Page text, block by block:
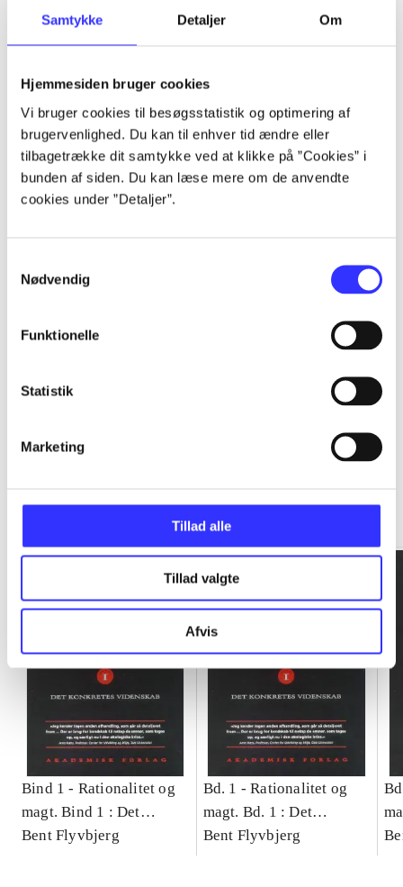
Samtykke Detaljer Om
Hjemmesiden bruger cookies
Vi bruger cookies til besøgsstatistik og optimering af
brugervenlighed. Du kan til enhver tid ændre eller
tilbagetrække dit samtykke ved at klikke på ”Cookies” i
bunden af siden. Du kan læse mere om de anvendte
cookies under ”Detaljer”.
Nødvendig
Funktionelle
Statistik
Marketing
Tillad alle
Tillad valgte
Afvis
Artikler
...
...
...
...
Gå til serien
Bind 1 - Rationalitet og
magt. Bind 1 : Det
konkretes videnskab
Bent Flyvbjerg
Bd. 1 -Rationalitet og
magt. Bd. 1 : Det
konkretes videnskab
Bent Flyvbjerg